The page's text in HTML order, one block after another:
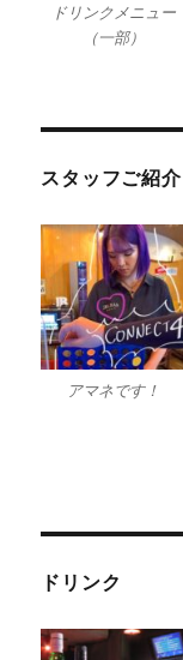
ドリンクメニュー
（一部）
スタッフご紹介
アマネです！
ドリンク